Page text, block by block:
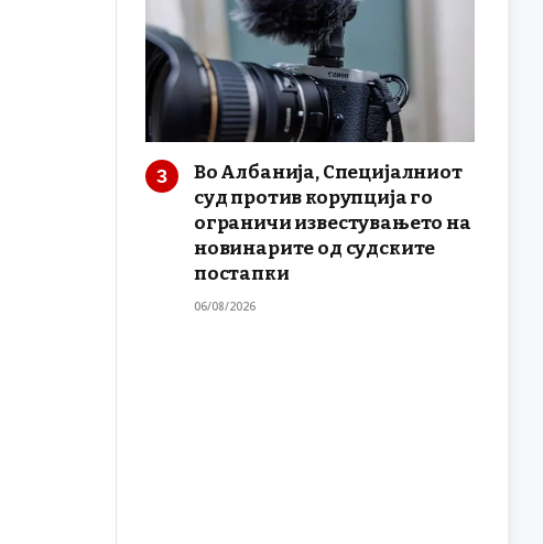
Во Албанија, Специјалниот
суд против корупција го
ограничи известувањето на
новинарите од судските
постапки
06/08/2026